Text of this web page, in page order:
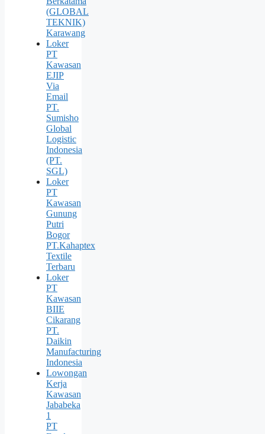
(GLOBAL
TEKNIK)
Karawang
Loker
PT
Kawasan
EJIP
Via
Email
PT.
Sumisho
Global
Logistic
Indonesia
(PT.
SGL)
Loker
PT
Kawasan
Gunung
Putri
Bogor
PT.Kahaptex
Textile
Terbaru
Loker
PT
Kawasan
BIIE
Cikarang
PT.
Daikin
Manufacturing
Indonesia
Lowongan
Kerja
Kawasan
Jababeka
1
PT